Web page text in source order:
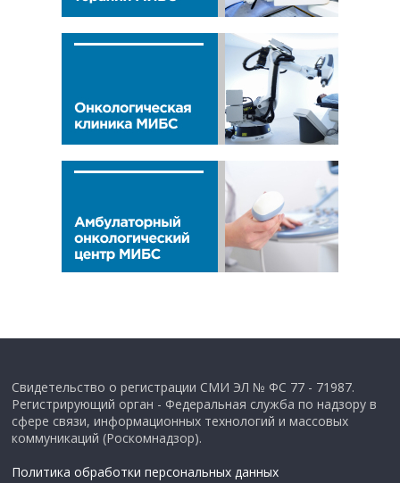
Свидетельство о регистрации СМИ ЭЛ № ФС 77 - 71987.
Регистрирующий орган - Федеральная служба по надзору в
сфере связи, информационных технологий и массовых
коммуникаций (Роскомнадзор).
Политика обработки персональных данных